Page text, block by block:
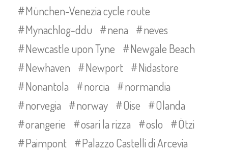
München-Venezia cycle route
Mynachlog-ddu
nena
neves
Newcastle upon Tyne
Newgale Beach
Newhaven
Newport
Nidastore
Nonantola
norcia
normandia
norvegia
norway Oise
Olanda
orangerie
osari la rizza oslo
Ötzi
Paimpont
Palazzo Castelli di Arcevia